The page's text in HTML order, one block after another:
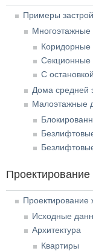
Примеры
Многоэтажные
Коридорные
Секционные
С
Дома средней
Малоэтажные
Проектирование
Исходные
Архитектура
Квартиры